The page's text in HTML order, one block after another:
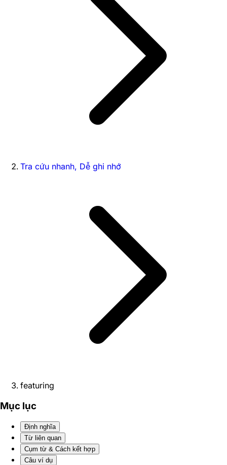
Tra cứu nhanh, Dễ ghi nhớ
featuring
Mục lục
Định nghĩa
Từ liên quan
Cụm từ & Cách kết hợp
Câu ví dụ